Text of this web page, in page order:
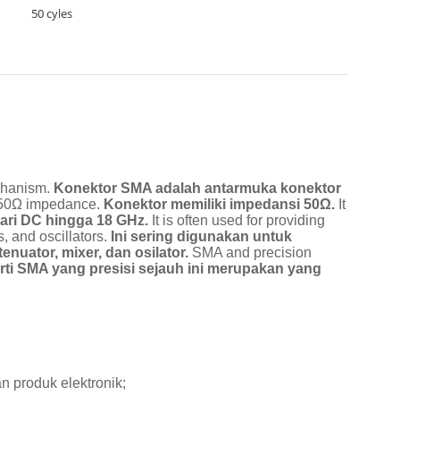
50 cyles
Konektor SMA adalah antarmuka konektor
impedance. Konektor memiliki impedansi 50Ω. It
DC hingga 18 GHz. It is often used for providing
and oscillators. Ini sering digunakan untuk
mixer, dan osilator. SMA and precision
SMA yang presisi sejauh ini merupakan yang
produk elektronik;